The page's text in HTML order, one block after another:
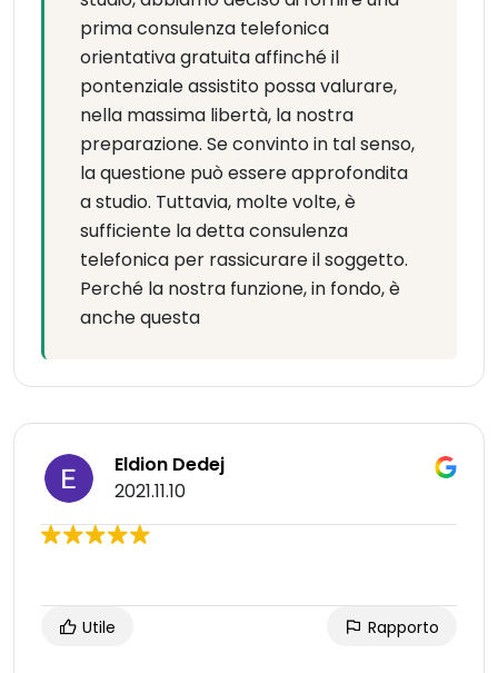
prima consulenza telefonica
orientativa gratuita affinché il
pontenziale assistito possa valurare,
nella massima libertà, la nostra
preparazione. Se convinto in tal senso,
la questione può essere approfondita
a studio. Tuttavia, molte volte, è
sufficiente la detta consulenza
telefonica per rassicurare il soggetto.
Perché la nostra funzione, in fondo, è
anche questa
Eldion Dedej
2021.11.10
Utile Rapporto